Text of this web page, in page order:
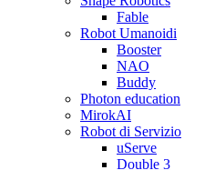
Fable
Robot Umanoidi
Booster
NAO
Buddy
Photon education
MirokAI
Robot di Servizio
uServe
Double 3